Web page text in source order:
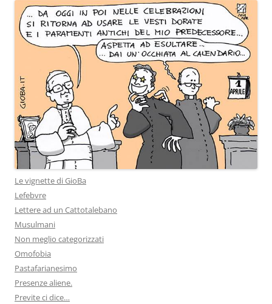
Le vignette di GioBa
Lefebvre
Lettere ad un Cattotalebano
Musulmani
Non meglio categorizzati
Omofobia
Pastafarianesimo
Presenze aliene.
Previte ci dice…